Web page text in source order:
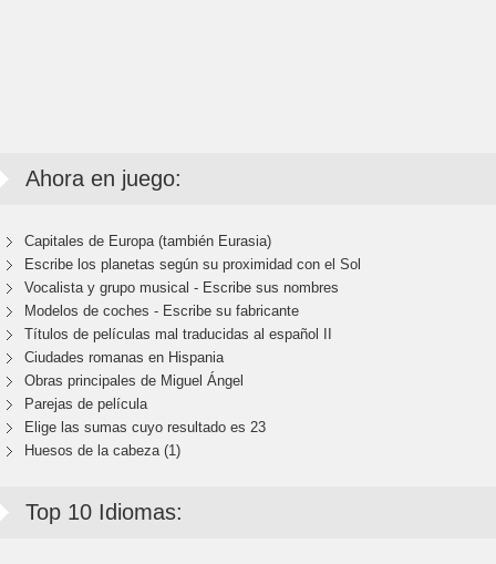
Ahora en juego:
Capitales de Europa (también Eurasia)
Escribe los planetas según su proximidad con el Sol
Vocalista y grupo musical - Escribe sus nombres
Modelos de coches - Escribe su fabricante
Títulos de películas mal traducidas al español II
Ciudades romanas en Hispania
Obras principales de Miguel Ángel
Parejas de película
Elige las sumas cuyo resultado es 23
Huesos de la cabeza (1)
Top 10 Idiomas: